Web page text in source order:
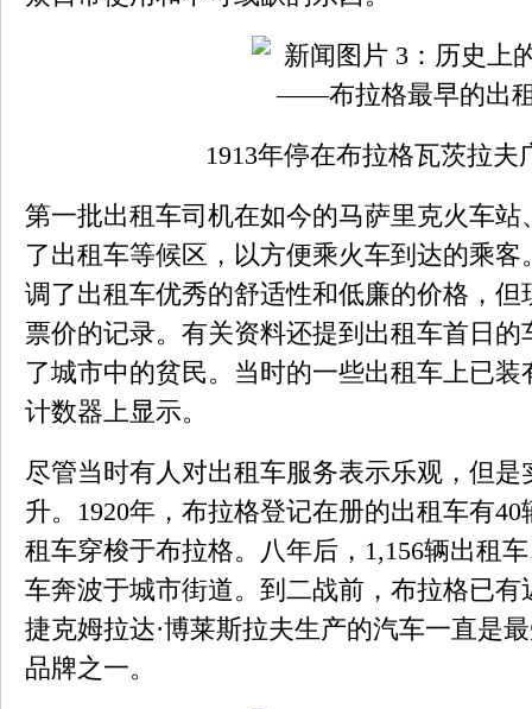
1913年停在布拉格瓦茨拉夫
第一批出租车司机在如今的马萨里克火车
了出租车等候区，以方便乘火车到达的乘
调了出租车优秀的舒适性和低廉的价格，
票价的记录。有关资料还提到出租车首日
了城市中的贫民。当时的一些出租车上已
计数器上显示。
尽管当时有人对出租车服务表示乐观，但
升。1920年，布拉格登记在册的出租车有
租车穿梭于布拉格。八年后，1,156辆出租
车奔波于城市街道。到二战前，布拉格已有
捷克姆拉达·博莱斯拉夫生产的汽车一直是
品牌之一。